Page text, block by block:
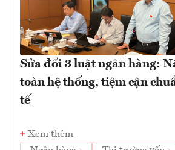
Sửa đổi 3 luật ngân hàng:
toàn hệ thống, tiệm cận
tế
Xem thêm